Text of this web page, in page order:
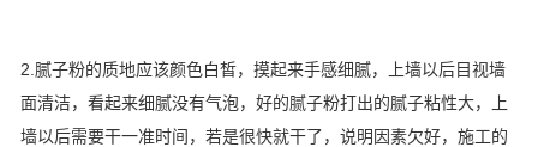
2.腻子粉的质地应该颜色白皙，摸起来手感细腻，上墙以后目视墙
面清洁，看起来细腻没有气泡，好的腻子粉打出的腻子粘性大，上
墙以后需要干一准时间，若是很快就干了，说明因素欠好，施工的